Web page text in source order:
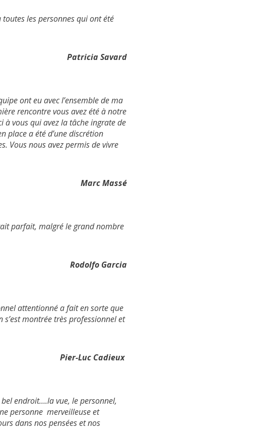
les personnes qui ont été
Patricia Savard
ont eu avec l’ensemble de ma
rencontre vous avez été à notre
à vous qui avez la tâche ingrate de
place a été d’une discrétion
Vous nous avez permis de vivre
Marc Massé
parfait, malgré le grand nombre
Rodolfo Garcia
attentionné a fait en sorte que
montrée très professionnel et
Pier-Luc Cadieux
bel endroit….la vue, lepersonnel,
personne merveilleuse et
dans nos pensées et nos